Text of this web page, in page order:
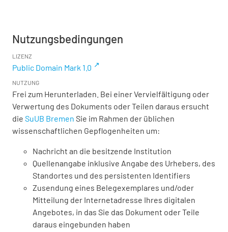
Nutzungsbedingungen
LIZENZ
Public Domain Mark 1.0
NUTZUNG
Frei zum Herunterladen. Bei einer Vervielfältigung oder
Verwertung des Dokuments oder Teilen daraus ersucht
die SuUB Bremen Sie im Rahmen der üblichen
wissenschaftlichen Gepflogenheiten um:
Nachricht an die besitzende Institution
Quellenangabe inklusive Angabe des Urhebers, des
Standortes und des persistenten Identifiers
Zusendung eines Belegexemplares und/oder
Mitteilung der Internetadresse Ihres digitalen
Angebotes, in das Sie das Dokument oder Teile
daraus eingebunden haben